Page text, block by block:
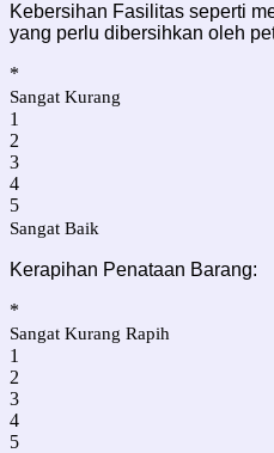
Kebersihan Fasilitas seperti
yang perlu dibersihkan oleh
*
Sangat Kurang
1
2
3
4
5
Sangat Baik
Kerapihan Penataan Barang:
*
Sangat Kurang Rapih
1
2
3
4
5